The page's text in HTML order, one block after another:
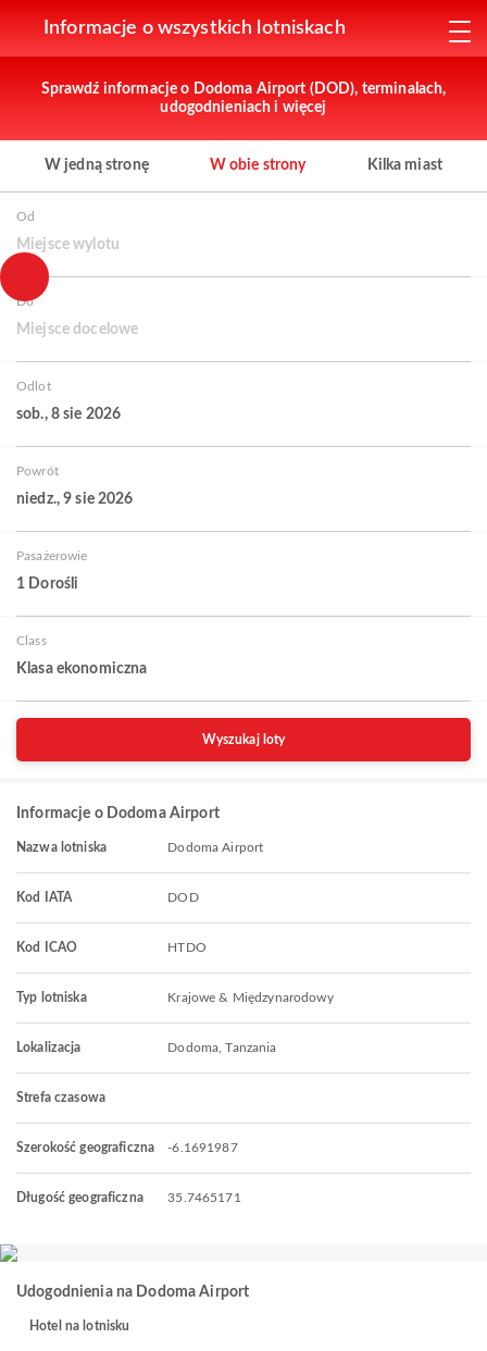
Informacje o wszystkich lotniskach
Sprawdź informacje o Dodoma Airport (DOD), terminalach,
udogodnieniach i więcej
W jedną stronę W obie strony Kilka miast
Od
Miejsce wylotu
Do
Miejsce docelowe
Odlot
sob., 8 sie 2026
Powrót
niedz., 9 sie 2026
Pasażerowie
1 Dorośli
Class
Klasa ekonomiczna
Wyszukaj loty
Informacje o Dodoma Airport
Nazwa lotniska Dodoma Airport
Kod IATA DOD
Kod ICAO HTDO
Typ lotniska Krajowe & Międzynarodowy
Lokalizacja Dodoma, Tanzania
Strefa czasowa
Szerokość geograficzna -6.1691987
Długość geograficzna 35.7465171
Udogodnienia na Dodoma Airport
Hotel na lotnisku